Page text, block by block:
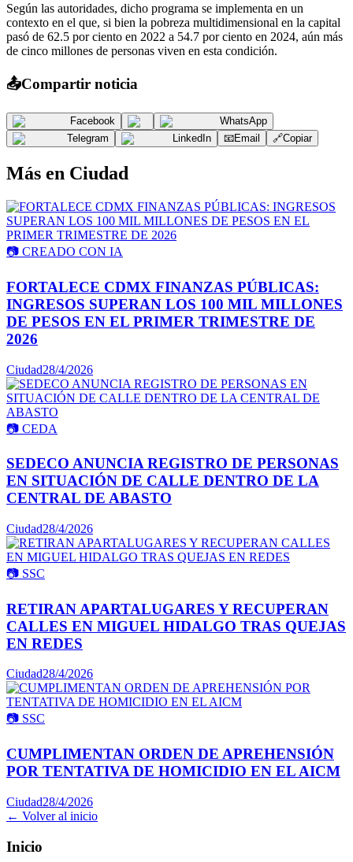
Según las autoridades, dicho programa se implementa en un
contexto en el que, si bien la pobreza multidimensional en la capital
pasó de 62.5 por ciento en 2022 a 54.7 por ciento en 2024, aún más
de cinco millones de personas viven en esta condición.
📤Compartir noticia
Facebook
WhatsApp
Telegram
LinkedIn 📧Email 🔗Copiar
Más en Ciudad
📷 CREADO CON IA
FORTALECE CDMX FINANZAS PÚBLICAS:
INGRESOS SUPERAN LOS 100 MIL MILLONES
DE PESOS EN EL PRIMER TRIMESTRE DE
2026
Ciudad28/4/2026
📷 CEDA
SEDECO ANUNCIA REGISTRO DE PERSONAS
EN SITUACIÓN DE CALLE DENTRO DE LA
CENTRAL DE ABASTO
Ciudad28/4/2026
📷 SSC
RETIRAN APARTALUGARES Y RECUPERAN
CALLES EN MIGUEL HIDALGO TRAS QUEJAS
EN REDES
Ciudad28/4/2026
📷 SSC
CUMPLIMENTAN ORDEN DE APREHENSIÓN
POR TENTATIVA DE HOMICIDIO EN EL AICM
Ciudad28/4/2026
← Volver al inicio
Inicio